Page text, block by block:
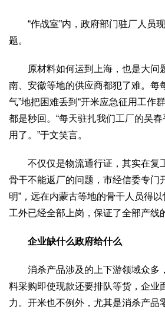
“作战室”内，政府部门驻厂人员
题。
原材料如何运到上海，也是大问
南、安徽等地的供应商都犯了难。每
气”地把困难丢到“开米应急征用工作
都是秒回。“每天驻扎我们工厂的吴
用了。”于文笑言。
不仅仅是物流通行证，其实在复
骨干不能返厂的问题，市经信委专门
明”，远在内蒙古等地的骨干人员得
工外已经全部上岗，保证了全部产线
企业缺什么政府给什么
消杀产品涉及的上下游领域众多
料采购即使现款还要排队等货，企业
力。开米也不例外，尤其是消杀产品